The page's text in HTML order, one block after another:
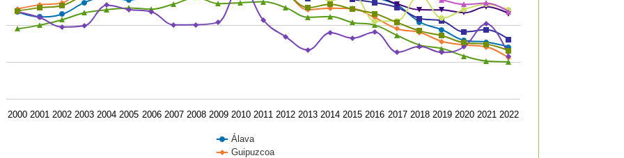
Álava
Guipuzcoa
2000 2001 2002 2003 2004 2005 2006 2007 2008 2009 2010 2011 2012 2013 2014 2015 2016 2017 2018 2019 2020 2021 2022